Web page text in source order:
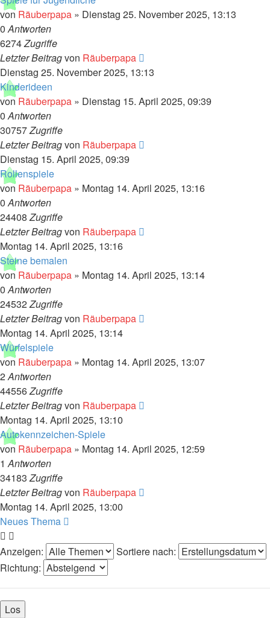
von Räuberpapa » Dienstag 25. November 2025, 13:13
0Antworten
6274Zugriffe
Letzter Beitragvon Räuberpapa
Dienstag 25. November 2025, 13:13
Kinderideen
von Räuberpapa » Dienstag 15. April 2025, 09:39
0Antworten
30757Zugriffe
Letzter Beitragvon Räuberpapa
Dienstag 15. April 2025, 09:39
Rollenspiele
von Räuberpapa » Montag 14. April 2025, 13:16
0Antworten
24408Zugriffe
Letzter Beitragvon Räuberpapa
Montag 14. April 2025, 13:16
Steine bemalen
von Räuberpapa » Montag 14. April 2025, 13:14
0Antworten
24532Zugriffe
Letzter Beitragvon Räuberpapa
Montag 14. April 2025, 13:14
Würfelspiele
von Räuberpapa » Montag 14. April 2025, 13:07
2Antworten
44556Zugriffe
Letzter Beitragvon Räuberpapa
Montag 14. April 2025, 13:10
Autokennzeichen-Spiele
von Räuberpapa » Montag 14. April 2025, 12:59
1Antworten
34183Zugriffe
Letzter Beitragvon Räuberpapa
Montag 14. April 2025, 13:00
Neues Thema
Anzeigen:
Sortiere nach:
Richtung: